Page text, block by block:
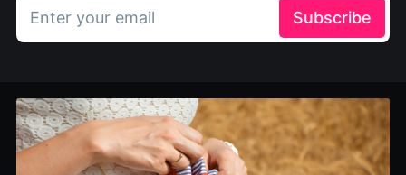
Enter your email Subscribe